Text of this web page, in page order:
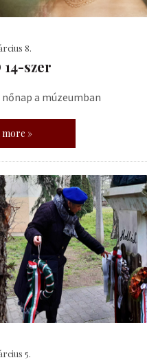
8.
14-szer
nőnap a múzeumban
more »
5.